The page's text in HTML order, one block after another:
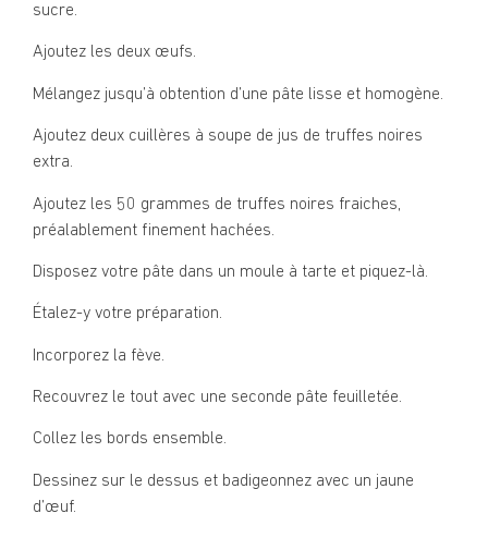
sucre.
Ajoutez les deux œufs.
Mélangez jusqu’à obtention d’une pâte lisse et homogène.
Ajoutez deux cuillères à soupe de jus de truffes noires
extra.
Ajoutez les 50 grammes de truffes noires fraiches,
préalablement finement hachées.
Disposez votre pâte dans un moule à tarte et piquez-là.
Étalez-y votre préparation.
Incorporez la fève.
Recouvrez le tout avec une seconde pâte feuilletée.
Collez les bords ensemble.
Dessinez sur le dessus et badigeonnez avec un jaune
d’œuf.